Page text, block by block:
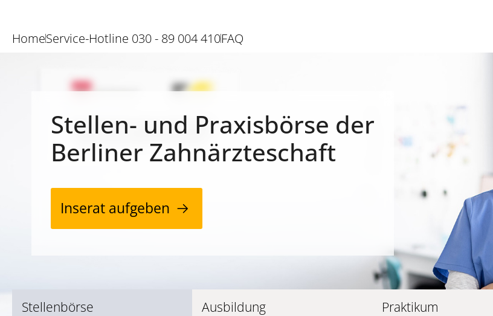
HomeService-Hotline 030 - 89 004 410FAQ
Stellen- und Praxisbörse der
Berliner Zahnärzteschaft
Inserat aufgeben
Stellenbörse Ausbildung Praktikum